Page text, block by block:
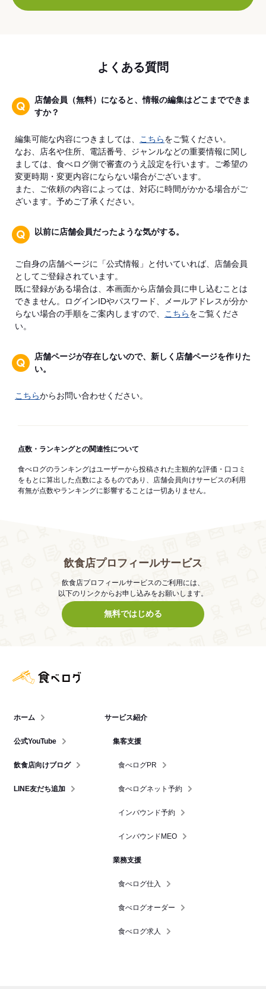
よくある質問
店舗会員（無料）になると、情報の編集はどこまでできま
すか？
編集可能な内容につきましては、 こちらをご覧ください。
なお、店名や住所、電話番号、ジャンルなどの重要情報に関し
ましては、食べログ側で審査のうえ設定を行います。ご希望の
変更時期・変更内容にならない場合がございます。
また、ご依頼の内容によっては、対応に時間がかかる場合がご
ざいます。予めご了承ください。
以前に店舗会員だったような気がする。
ご自身の店舗ページに「公式情報」と付いていれば、店舗会員
としてご登録されています。
既に登録がある場合は、本画面から店舗会員に申し込むことは
できません。ログインIDやパスワード、メールアドレスが分か
らない場合の手順をご案内しますので、
こちらをご覧くださ
い。
店舗ページが存在しないので、新しく店舗ページを作りた
い。
こちらからお問い合わせください。
点数・ランキングとの関連性について
食べログのランキングはユーザーから投稿された主観的な評価・口コミ
をもとに算出した点数によるものであり、店舗会員向けサービスの利用
有無が点数やランキングに影響することは一切ありません。
飲食店プロフィールサービス
飲食店プロフィールサービスのご利用には、
以下のリンクからお申し込みをお願いします。
無料ではじめる
ホーム
公式YouTube
飲食店向けブログ
LINE友だち追加
サービス紹介
集客支援
食べログPR
食べログネット予約
インバウンド予約
インバウンドMEO
業務支援
食べログ仕入
食べログオーダー
食べログ求人